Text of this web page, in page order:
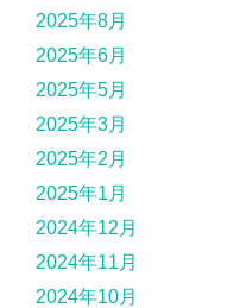
2025年8月
2025年6月
2025年5月
2025年3月
2025年2月
2025年1月
2024年12月
2024年11月
2024年10月